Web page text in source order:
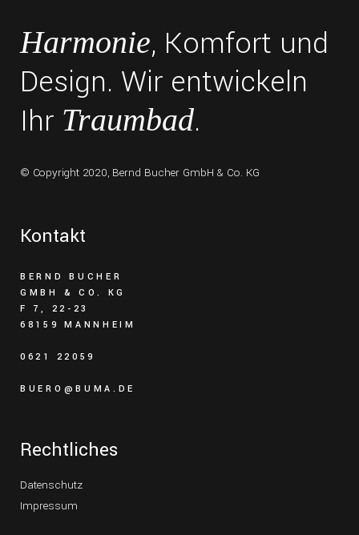
Harmonie, Komfort und
Design. Wir entwickeln
Ihr Traumbad.
© Copyright 2020, Bernd Bucher GmbH & Co. KG
Kontakt
BERND BUCHER
GMBH & CO. KG
F 7, 22-23
68159 MANNHEIM
0621 22059
BUERO@BUMA.DE
Rechtliches
Datenschutz
Impressum